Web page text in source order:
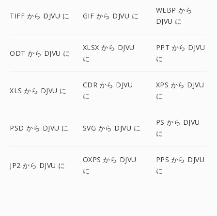
TIFF から DJVU に GIF から DJVU に
WEBP から
DJVU に
ODT から DJVU に
XLSX から DJVU
に
PPT から DJVU
に
XLS から DJVU に
CDR から DJVU
に
XPS から DJVU
に
PSD から DJVU に SVG から DJVU に
PS から DJVU
に
JP2 から DJVU に
OXPS から DJVU
に
PPS から DJVU
に